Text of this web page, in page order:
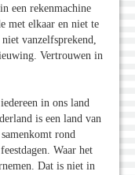
een rekenmachine
met elkaar en niet te
vanzelfsprekend,
Vertrouwen in
in ons land
is een land van
rond
Waar het
Dat is niet in